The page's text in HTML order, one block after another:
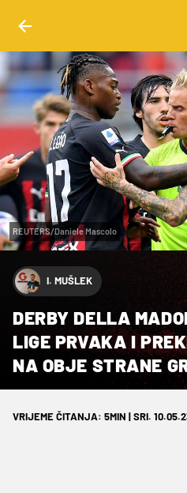
REUTERS/Daniele Mascolo
I. MUŠLEK
DERBY DELLA
LIGE PRVAKA I
NA OBJE STRANE
VRIJEME ČITANJA: 5MIN | SRI.